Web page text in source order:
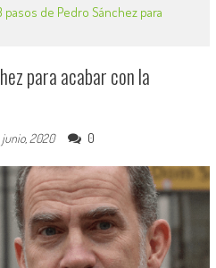
pasos de Pedro Sánchez para
para acabar con la
2020 0